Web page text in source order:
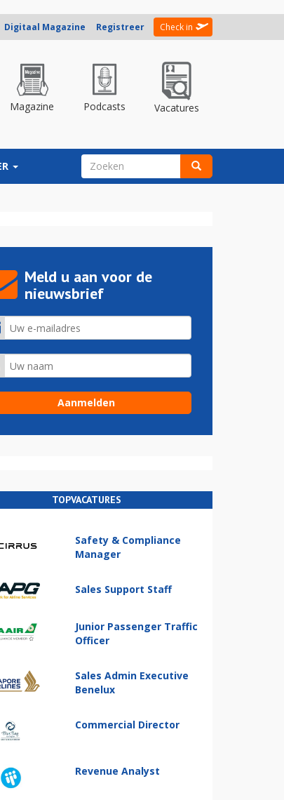
Digitaal Magazine Registreer Check in
Magazine Podcasts Vacatures
ZOEKVELD
Meld u aan voor de
nieuwsbrief
TOPVACATURES
Safety & Compliance
Manager
Sales Support Staff
Junior Passenger Traffic
Officer
Sales Admin Executive
Benelux
Commercial Director
Revenue Analyst